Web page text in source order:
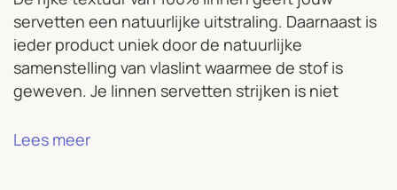
servetten een natuurlijke uitstraling. Daarnaast is
ieder product uniek door de natuurlijke
samenstelling van vlaslint waarmee de stof is
geweven. Je linnen servetten strijken is niet
kreuk zal aannemen. Linnen Label streeft naar
Lees meer